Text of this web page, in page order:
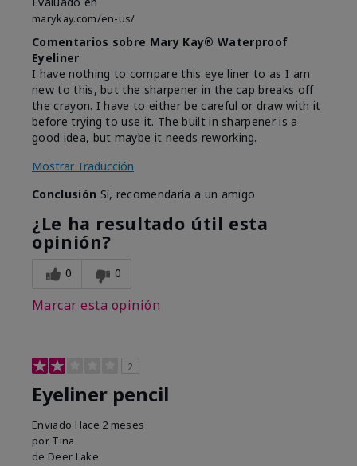
marykay.com/en-us/
Comentarios sobre Mary Kay® Waterproof
Eyeliner
I have nothing to compare this eye liner to as I am
new to this, but the sharpener in the cap breaks off
the crayon. I have to either be careful or draw with it
before trying to use it. The built in sharpener is a
good idea, but maybe it needs reworking.
Mostrar Traducción
Conclusión Sí, recomendaría a un amigo
¿Le ha resultado útil esta
opinión?
0 0
Marcar esta opinión
2
Eyeliner pencil
Enviado Hace 2 meses
por Tina
de Deer Lake